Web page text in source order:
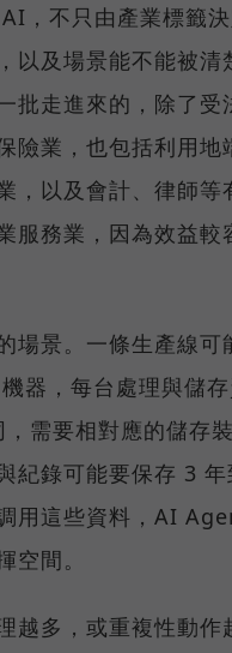
，不只由產業標籤
以及場景能不能被清
批走進來的，除了受
險業，也包括利用地
，以及會計、律師等
服務業，因為效益較
場景。一條生產線
，每台處理與儲存
需要相對應的儲存
紀錄可能要保存 3 年
用這些資料，AI
空間。
越多，或重複性動作